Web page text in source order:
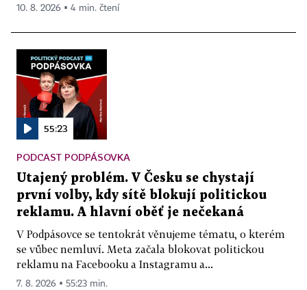
10. 8. 2026 ▪ 4 min. čtení
55:23
PODCAST PODPÁSOVKA
Utajený problém. V Česku se chystají
první volby, kdy sítě blokují politickou
reklamu. A hlavní oběť je nečekaná
V Podpásovce se tentokrát věnujeme tématu, o kterém
se vůbec nemluví. Meta začala blokovat politickou
reklamu na Facebooku a Instagramu a...
7. 8. 2026 ▪ 55:23 min.